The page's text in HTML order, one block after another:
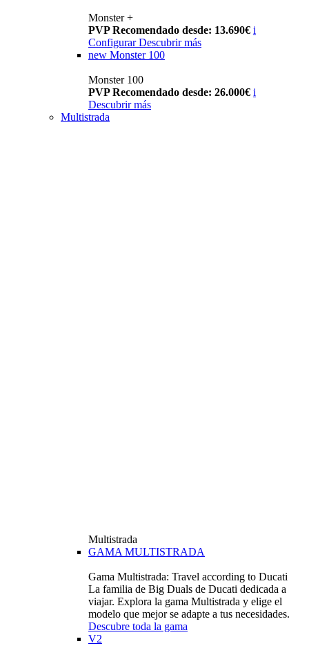
Monster +
PVP Recomendado desde: 13.690€ i
Configurar Descubrir más
new Monster 100
Monster 100
PVP Recomendado desde: 26.000€ i
Descubrir más
Multistrada
Multistrada
GAMA MULTISTRADA
Gama Multistrada: Travel according to Ducati
La familia de Big Duals de Ducati dedicada a
viajar. Explora la gama Multistrada y elige el
modelo que mejor se adapte a tus necesidades.
Descubre toda la gama
V2